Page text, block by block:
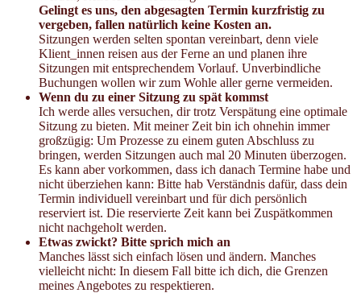
Gelingt es uns, den abgesagten Termin kurzfristig zu
vergeben, fallen natürlich keine Kosten an.
Sitzungen werden selten spontan vereinbart, denn viele
Klient_innen reisen aus der Ferne an und planen ihre
Sitzungen mit entsprechendem Vorlauf. Unverbindliche
Buchungen wollen wir zum Wohle aller gerne vermeiden.
Wenn du zu einer Sitzung zu spät kommst
Ich werde alles versuchen, dir trotz Verspätung eine optimale
Sitzung zu bieten. Mit meiner Zeit bin ich ohnehin immer
großzügig: Um Prozesse zu einem guten Abschluss zu
bringen, werden Sitzungen auch mal 20 Minuten überzogen.
Es kann aber vorkommen, dass ich danach Termine habe und
nicht überziehen kann: Bitte hab Verständnis dafür, dass dein
Termin individuell vereinbart und für dich persönlich
reserviert ist. Die reservierte Zeit kann bei Zuspätkommen
nicht nachgeholt werden.
Etwas zwickt? Bitte sprich mich an
Manches lässt sich einfach lösen und ändern. Manches
vielleicht nicht: In diesem Fall bitte ich dich, die Grenzen
meines Angebotes zu respektieren.